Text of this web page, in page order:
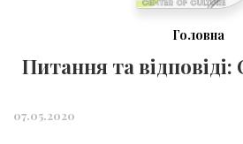
Головна
Питання та
07.05.2020